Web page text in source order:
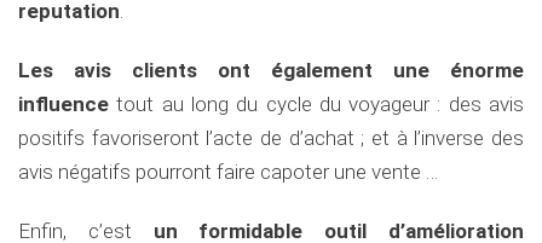
reputation
Les avis clients ont également une énorme
influencetout au long du cycle du voyageur : des avis
positifs favoriseront l’acte de d’achat ; et à l’inverse des
avis négatifs pourront faire capoter une vente …
Enfin, c’est un formidable outil d’amélioration